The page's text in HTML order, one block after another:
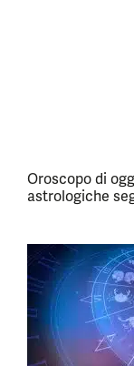
Oroscopo di
astrologiche